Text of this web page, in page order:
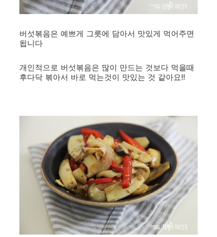
버섯볶음은 예쁘게 그릇에 담아서 맛있게 먹어주면
됩니다
개인적으로 버섯볶음은 많이 만드는 것보다 먹을때
후다닥 볶아서 바로 먹는것이 맛있는 것 같아요!!